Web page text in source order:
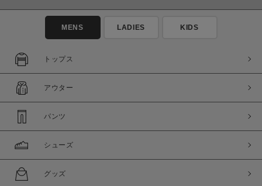
商品タイプ
通常商品 予約商品
在庫
在庫あり 在庫なし含む
MENS LADIES KIDS
トップス
アウター
パンツ
シューズ
グッズ